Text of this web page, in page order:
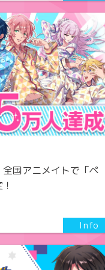
国アニメイトで「ペ